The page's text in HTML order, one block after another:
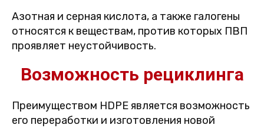
Азотная и серная кислота, а также галогены
относятся к веществам, против которых ПВП
проявляет неустойчивость.
Возможность рециклинга
Преимуществом HDPE является возможность
его переработки и изготовления новой